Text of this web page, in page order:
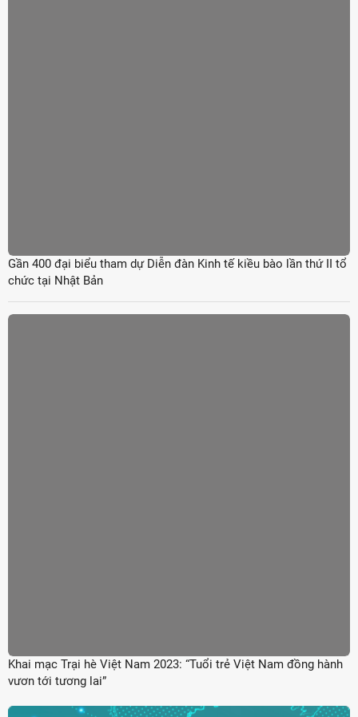
Gần 400 đại biểu tham dự Diễn đàn Kinh tế kiều bào lần thứ II tổ
chức tại Nhật Bản
Khai mạc Trại hè Việt Nam 2023: “Tuổi trẻ Việt Nam đồng hành
vươn tới tương lai”